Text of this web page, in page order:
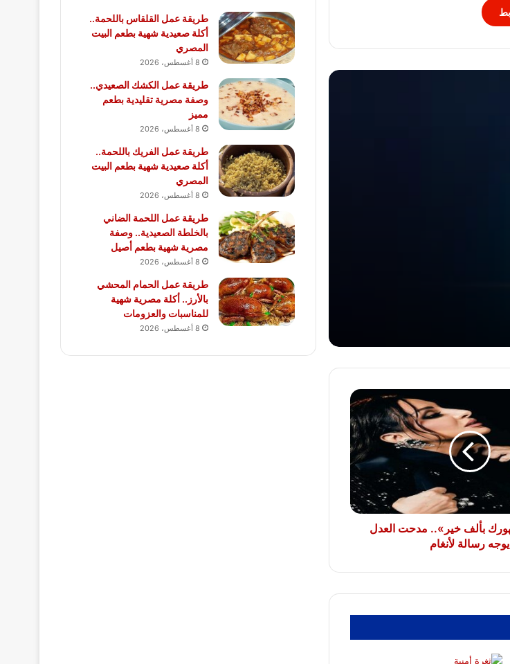
ستريت جورنال: إنفيديا تبحث دعم أوبن
تكثف جهودها لمكافحة الجرائم
باستخدام الذكاء الاصطناعى
المهمة الأكثر تعقيداً في تاريخ ناسا
بألف خير».. مدحت العدل
يوجه رسالة لأنغام
طريقة عمل القلقاس باللحمة..
أكلة صعيدية شهية بطعم البيت
المصري
8 أغسطس، 2026
طريقة عمل الكشك الصعيدي..
وصفة مصرية تقليدية بطعم
مميز
8 أغسطس، 2026
طريقة عمل الفريك باللحمة..
أكلة صعيدية شهية بطعم البيت
المصري
8 أغسطس، 2026
طريقة عمل اللحمة الضاني
بالخلطة الصعيدية.. وصفة
مصرية شهية بطعم أصيل
8 أغسطس، 2026
طريقة عمل الحمام المحشي
بالأرز.. أكلة مصرية شهية
للمناسبات والعزومات
8 أغسطس، 2026